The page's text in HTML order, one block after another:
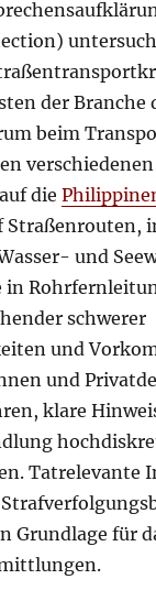
der Branche
beim
die
Straßenrouten,
und
in
schwerer
und
und
klare
Tatrelevante
Grundlage für